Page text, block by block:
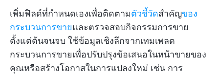
เพิ่มฟิลด์ที่กำหนดเองเพื่อติดตามตัวชี้วัดสำคัญของ
กระบวนการขายและตรวจสอบกิจกรรมการขาย
ตั้งแต่ต้นจนจบ ใช้ข้อมูลเชิงลึกจากเทมเพลต
กระบวนการขายเพื่อปรับปรุงข้อเสนอในหน้าขายของ
คุณหรือสร้างโอกาสในการแปลงใหม่ เช่น การ